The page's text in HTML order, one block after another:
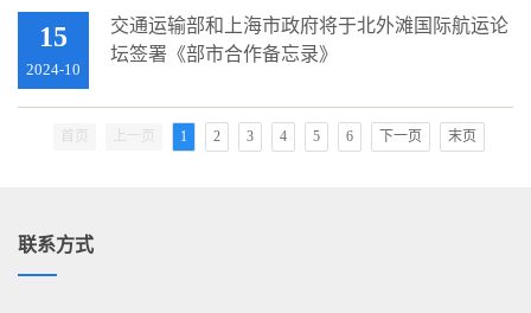
15
2024-10
交通运输部和上海市政府将于北外滩国际航运论
坛签署《部市合作备忘录》
首页 上一页 1 2 3 4 5 6 下一页 末页
联系方式